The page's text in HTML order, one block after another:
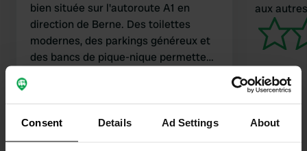
Consent Details Ad Settings About
bien située sur l'autoroute A1 en
direction de Berne. Des toilettes
modernes, des parkings généreux et
des bancs de pique-nique permettent
aux